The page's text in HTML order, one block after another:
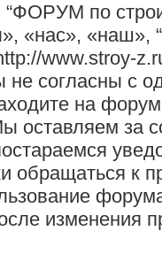
по
«нас», «наш»,
www.stroy-
согласны с
на
за
обращаться к
изменения